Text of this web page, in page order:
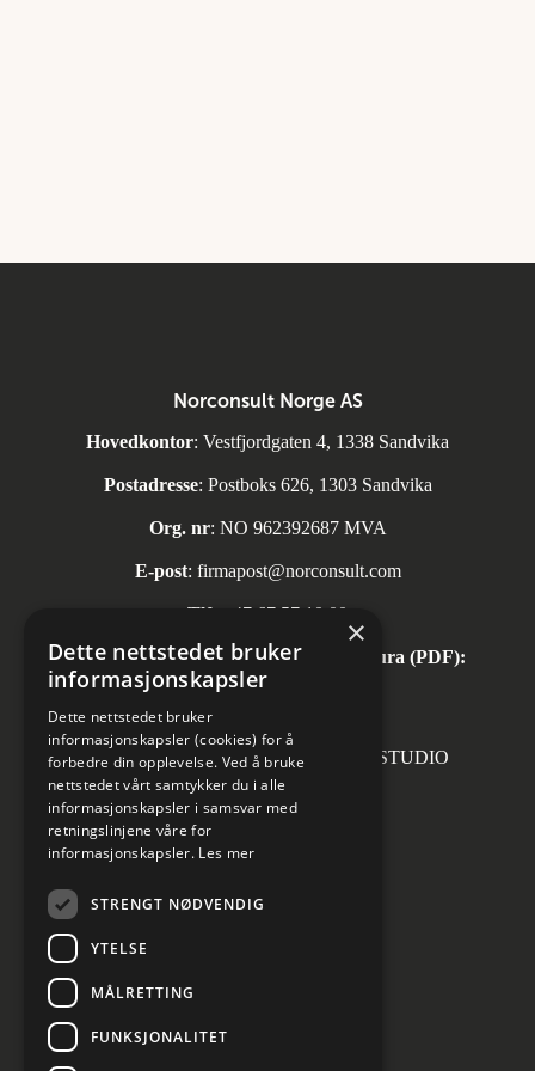
Norconsult Norge AS
Hovedkontor: Vestfjordgaten 4, 1338 Sandvika
Postadresse: Postboks 626, 1303 Sandvika
Org. nr: NO 962392687 MVA
E-post: firmapost@norconsult.com
Tlf: +47 67 57 10 00
Automatisk mottak av inngående faktura (PDF):
invoice.no@norconsult.com
Forsidefoto: RASMUS HJORTSHOJ STUDIO
Cookies innstillinger
×
Dette nettstedet bruker
informasjonskapsler
Dette nettstedet bruker
informasjonskapsler (cookies) for å
forbedre din opplevelse. Ved å bruke
nettstedet vårt samtykker du i alle
informasjonskapsler i samsvar med
retningslinjene våre for
informasjonskapsler. Les mer
STRENGT NØDVENDIG
YTELSE
MÅLRETTING
FUNKSJONALITET